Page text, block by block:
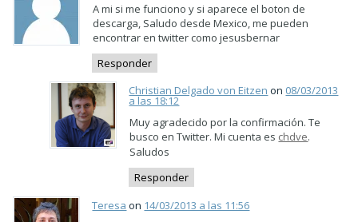
A mi si me funciono y si aparece el boton de
descarga, Saludo desde Mexico, me pueden
encontrar en twitter como jesusbernar
Responder
Christian Delgado von Eitzen on 08/03/2013
a las 18:12
Muy agradecido por la confirmación. Te
busco en Twitter. Mi cuenta es chdve.
Saludos
Responder
Teresa on 14/03/2013 a las 11:56